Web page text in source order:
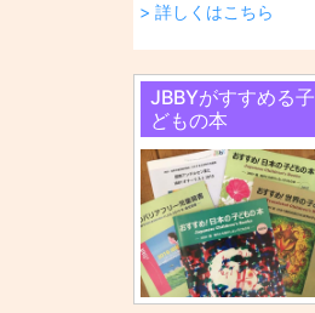
> 詳しくはこちら
JBBYがすすめる子
どもの本